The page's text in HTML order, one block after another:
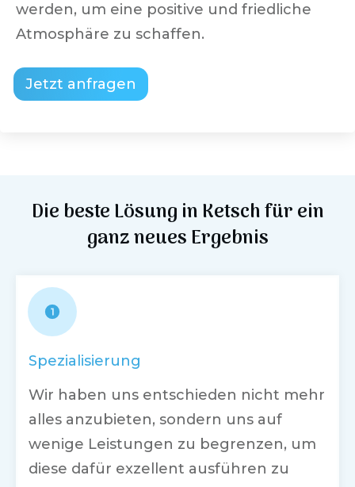
werden, um eine positive und friedliche
Atmosphäre zu schaffen.
Jetzt anfragen
Die beste Lösung inKetschfür ein
ganz neues Ergebnis
Spezialisierung
Wir haben uns entschieden nicht mehr
alles anzubieten, sondern uns auf
wenige Leistungen zu begrenzen, um
diese dafür exzellent ausführen zu